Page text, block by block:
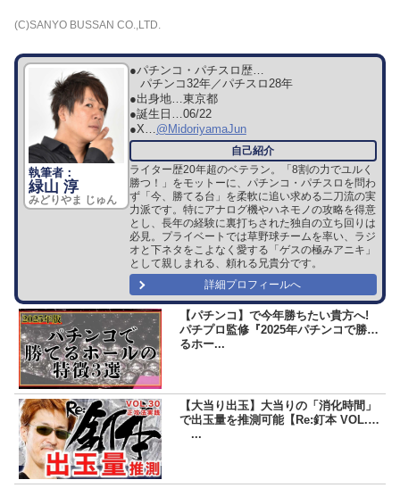
(C)SANYO BUSSAN CO.,LTD.
緑山 淳
みどりやま じゅん
●パチンコ・パチスロ歴…
パチンコ32年／パチスロ28年
●出身地…東京都
●誕生日…06/22
●X…@MidoriyamaJun
ライター歴20年超のベテラン。「8割の力でユルく
勝つ！」をモットーに、パチンコ・パチスロを問わ
ず「今、勝てる台」を柔軟に追い求める二刀流の実
力派です。特にアナログ機やハネモノの攻略を得意
とし、長年の経験に裏打ちされた独自の立ち回りは
必見。プライベートでは草野球チームを率い、ラジ
オと下ネタをこよなく愛する「ゲスの極みアニキ」
として親しまれる、頼れる兄貴分です。
詳細プロフィールへ
【パチンコ】で今年勝ちたい貴方へ!
パチプロ監修『2025年パチンコで勝て
るホー...
【大当り出玉】大当りの「消化時間」
で出玉量を推測可能【Re:釘本 VOL.30
...